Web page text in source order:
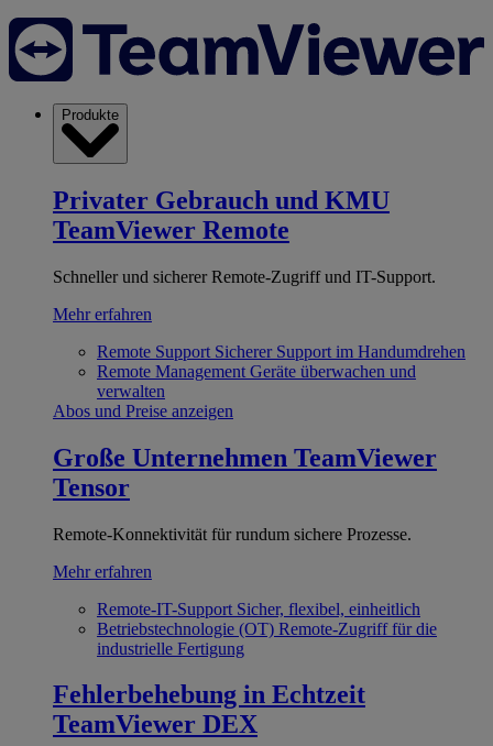
Produkte
Privater Gebrauch und KMU
TeamViewer Remote
Schneller und sicherer Remote-Zugriff und IT-Support.
Mehr erfahren
Remote Support Sicherer Support im Handumdrehen
Remote Management Geräte überwachen und
verwalten
Abos und Preise anzeigen
Große Unternehmen TeamViewer
Tensor
Remote-Konnektivität für rundum sichere Prozesse.
Mehr erfahren
Remote-IT-Support Sicher, flexibel, einheitlich
Betriebstechnologie (OT) Remote-Zugriff für die
industrielle Fertigung
Fehlerbehebung in Echtzeit
TeamViewer DEX